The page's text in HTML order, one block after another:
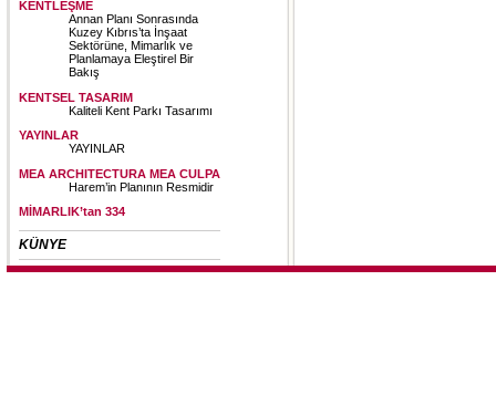
KENTLEŞME
Annan Planı Sonrasında
Kuzey Kıbrıs’ta İnşaat
Sektörüne, Mimarlık ve
Planlamaya Eleştirel Bir
Bakış
KENTSEL TASARIM
Kaliteli Kent Parkı Tasarımı
YAYINLAR
YAYINLAR
MEA ARCHITECTURA MEA CULPA
Harem’in Planının Resmidir
MİMARLIK’tan 334
KÜNYE